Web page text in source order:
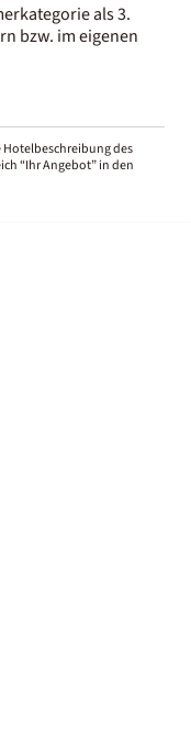
als 3.
bzw. im eigenen
Hotelbeschreibung des
“Ihr Angebot” in den